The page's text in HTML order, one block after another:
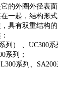
的外圈外径表
一起，结构形式
具有双重结构
） 、UC300
系列；
系列、SA200